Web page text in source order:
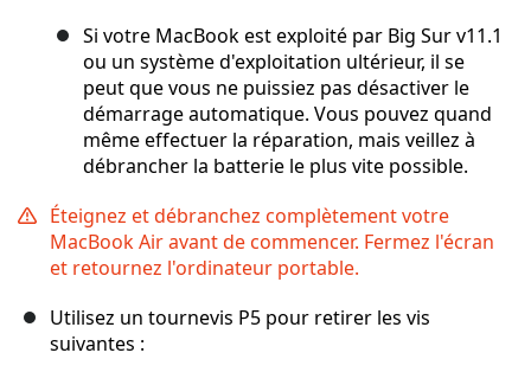
Si votre MacBook est exploité par Big Sur v11.1
ou un système d'exploitation ultérieur, il se
peut que vous ne puissiez pas désactiver le
démarrage automatique. Vous pouvez quand
même effectuer la réparation, mais veillez à
débrancher la batterie le plus vite possible.
Éteignez et débranchez complètement votre
MacBook Air avant de commencer. Fermez l'écran
et retournez l'ordinateur portable.
Utilisez un tournevis P5 pour retirer les vis
suivantes :